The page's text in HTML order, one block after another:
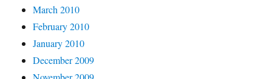
March 2010
February 2010
January 2010
December 2009